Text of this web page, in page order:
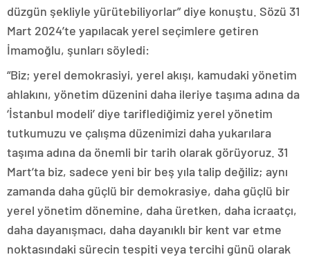
düzgün şekliyle yürütebiliyorlar” diye konuştu. Sözü 31
Mart 2024’te yapılacak yerel seçimlere getiren
İmamoğlu, şunları söyledi:
“Biz; yerel demokrasiyi, yerel akışı, kamudaki yönetim
ahlakını, yönetim düzenini daha ileriye taşıma adına da
‘İstanbul modeli’ diye tariflediğimiz yerel yönetim
tutkumuzu ve çalışma düzenimizi daha yukarılara
taşıma adına da önemli bir tarih olarak görüyoruz. 31
Mart’ta biz, sadece yeni bir beş yıla talip değiliz; aynı
zamanda daha güçlü bir demokrasiye, daha güçlü bir
yerel yönetim dönemine, daha üretken, daha icraatçı,
daha dayanışmacı, daha dayanıklı bir kent var etme
noktasındaki sürecin tespiti veya tercihi günü olarak